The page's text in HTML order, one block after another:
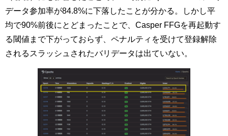
データ参加率が84.8%に下落したことが分かる。しかし平
均で90%前後にとどまったことで、Casper FFGを再起動す
る閾値まで下がっておらず、ペナルティを受けて登録解除
されるスラッシュされたバリデータは出ていない。